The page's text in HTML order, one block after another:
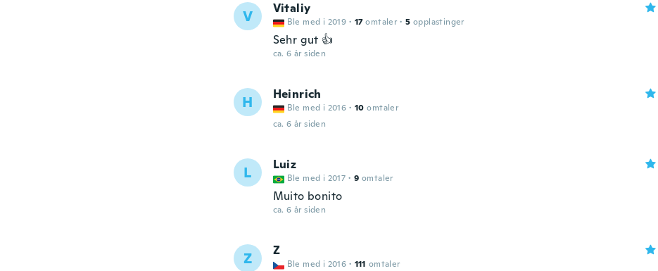
V Vitaliy
Ble med i 2019 · 17 omtaler · 5 opplastinger
Sehr gut 👍
ca. 6 år siden
H Heinrich
Ble med i 2016 · 10 omtaler
ca. 6 år siden
L Luiz
Ble med i 2017 · 9 omtaler
Muito bonito
ca. 6 år siden
Z Z
Ble med i 2016 · 111 omtaler